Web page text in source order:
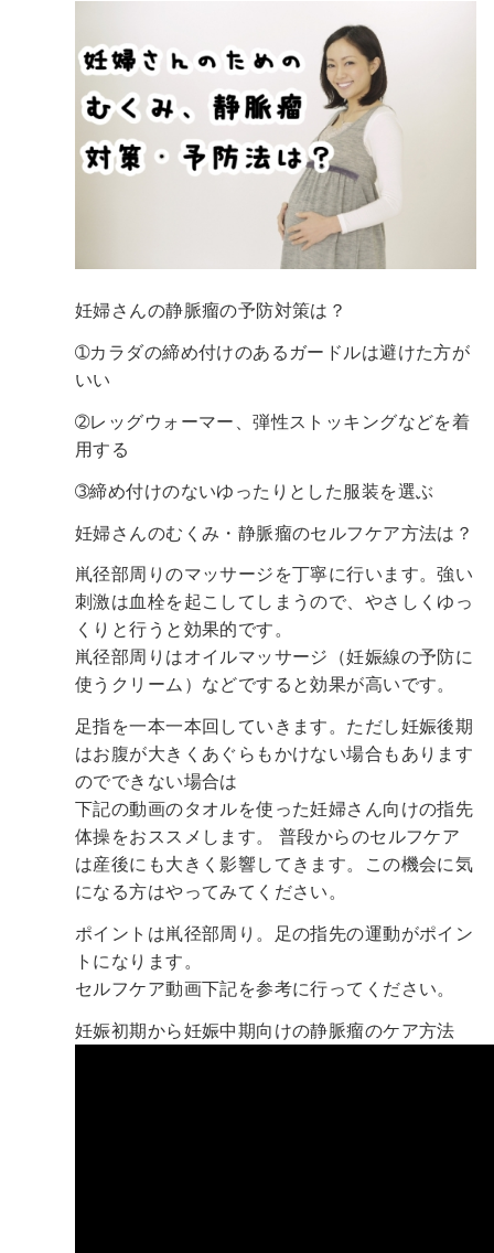
妊婦さんの静脈瘤の予防対策は？
➀カラダの締め付けのあるガードルは避けた方が
いい
➁レッグウォーマー、弾性ストッキングなどを着
用する
➂締め付けのないゆったりとした服装を選ぶ
妊婦さんのむくみ・静脈瘤のセルフケア方法は？
鼡径部周りのマッサージを丁寧に行います。強い
刺激は血栓を起こしてしまうので、やさしくゆっ
くりと行うと効果的です。
鼡径部周りはオイルマッサージ（妊娠線の予防に
使うクリーム）などですると効果が高いです。
足指を一本一本回していきます。ただし妊娠後期
はお腹が大きくあぐらもかけない場合もあります
のでできない場合は
下記の動画のタオルを使った妊婦さん向けの指先
体操をおススメします。
普段からのセルフケア
は産後にも大きく影響してきます。この機会に気
になる方はやってみてください。
ポイントは鼡径部周り。足の指先の運動がポイン
トになります。
セルフケア動画下記を参考に行ってください。
妊娠初期から妊娠中期向けの静脈瘤のケア方法